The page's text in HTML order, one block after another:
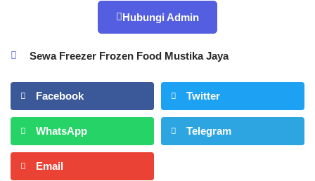
Hubungi Admin
Sewa Freezer Frozen Food Mustika Jaya
Facebook Twitter
WhatsApp Telegram
Email